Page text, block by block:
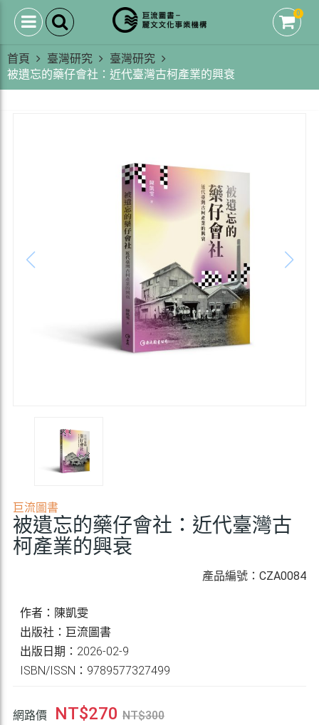
0
首頁 臺灣研究
臺灣研究
被遺忘的藥仔會社：近代臺灣古柯產業的興衰
巨流圖書
被遺忘的藥仔會社：近代臺灣古
柯產業的興衰
產品編號：CZA0084
作者：陳凱雯
出版社：巨流圖書
出版日期：2026-02-9
ISBN/ISSN：9789577327499
網路價 NT$270 NT$300